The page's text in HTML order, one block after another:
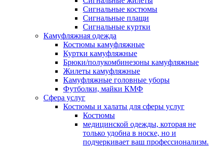
Сигнальные костюмы
Сигнальные плащи
Сигнальные куртки
Камуфляжная одежда
Костюмы камуфляжные
Куртки камуфляжные
Брюки/полукомбинезоны камуфляжные
Жилеты камуфляжные
Камуфляжные головные уборы
Футболки, майки КМФ
Сфера услуг
Костюмы и халаты для сферы услуг
Костюмы
медицинской одежды, которая не
только удобна в носке, но и
подчеркивает ваш профессионализм.